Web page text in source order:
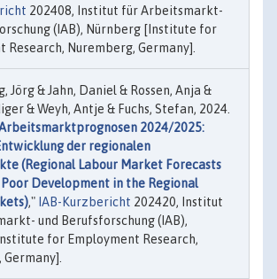
202408, Institut für Arbeitsmarkt-
(IAB), Nürnberg [Institute for
Research, Nuremberg, Germany].
Jörg & Jahn, Daniel & Rossen, Anja &
& Weyh, Antje & Fuchs, Stefan, 2024.
2024/2025:
der regionalen
(Regional Labour Market Forecasts
Development in the Regional
," IAB-Kurzbericht 202420, Institut
und Berufsforschung (IAB),
for Employment Research,